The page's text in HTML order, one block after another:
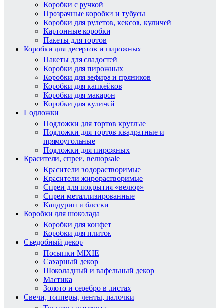
Коробки с ручкой
Прозрачные коробки и тубусы
Коробки для рулетов, кексов, куличей
Картонные коробки
Пакеты для тортов
Коробки для десертов и пирожных
Пакеты для сладостей
Коробки для пирожных
Коробки для зефира и пряников
Коробки для капкейков
Коробки для макарон
Коробки для куличей
Подложки
Подложки для тортов круглые
Подложки для тортов квадратные и
прямоугольные
Подложки для пирожных
Красители, спреи, велюрsale
Красители водорастворимые
Красители жирорастворимые
Спреи для покрытия «велюр»
Спреи металлизированные
Кандурин и блески
Коробки для шоколада
Коробки для конфет
Коробки для плиток
Съедобный декор
Посыпки MIXIE
Сахарный декор
Шоколадный и вафельный декор
Мастика
Золото и серебро в листах
Свечи, топперы, ленты, палочки